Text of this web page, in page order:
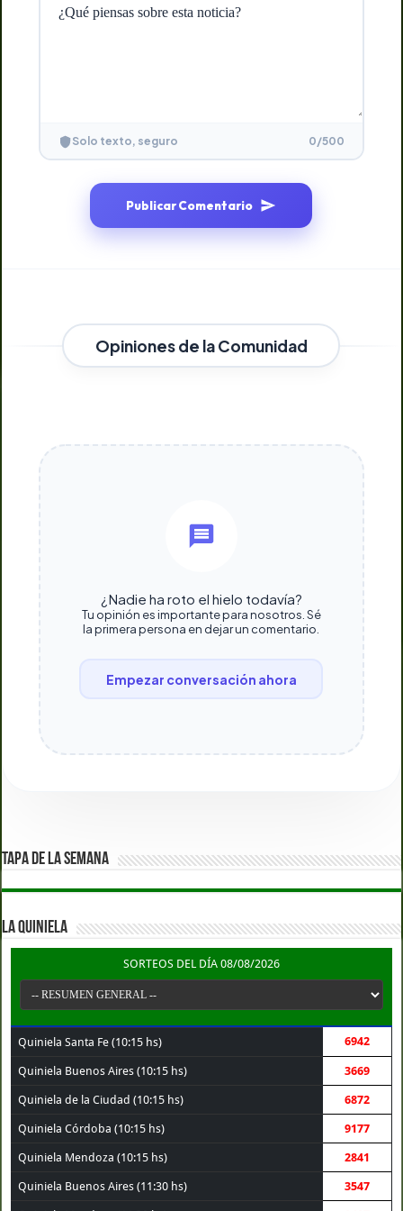
Solo texto, seguro 0/500
Publicar Comentario
Opiniones de la Comunidad
¿Nadie ha roto el hielo todavía?
Tu opinión es importante para nosotros. Sé
la primera persona en dejar un comentario.
Empezar conversación ahora
TAPA DE LA SEMANA
LA QUINIELA
SORTEOS DEL DÍA 08/08/2026
Quiniela Santa Fe (10:15 hs) 6942
Quiniela Buenos Aires (10:15 hs) 3669
Quiniela de la Ciudad (10:15 hs) 6872
Quiniela Córdoba (10:15 hs) 9177
Quiniela Mendoza (10:15 hs) 2841
Quiniela Buenos Aires (11:30 hs) 3547